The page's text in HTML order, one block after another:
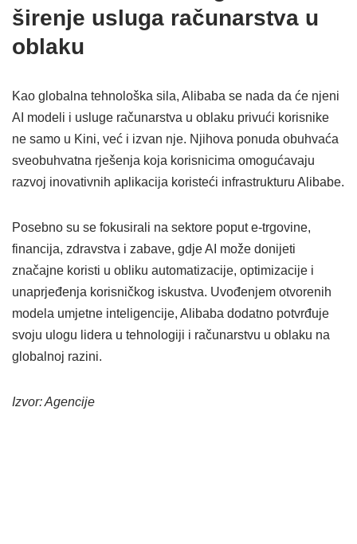
širenje usluga računarstva u
oblaku
Kao globalna tehnološka sila, Alibaba se nada da će njeni
AI modeli i usluge računarstva u oblaku privući korisnike
ne samo u Kini, već i izvan nje. Njihova ponuda obuhvaća
sveobuhvatna rješenja koja korisnicima omogućavaju
razvoj inovativnih aplikacija koristeći infrastrukturu Alibabe.
Posebno su se fokusirali na sektore poput e-trgovine,
financija, zdravstva i zabave, gdje AI može donijeti
značajne koristi u obliku automatizacije, optimizacije i
unaprjeđenja korisničkog iskustva. Uvođenjem otvorenih
modela umjetne inteligencije, Alibaba dodatno potvrđuje
svoju ulogu lidera u tehnologiji i računarstvu u oblaku na
globalnoj razini.
Izvor: Agencije